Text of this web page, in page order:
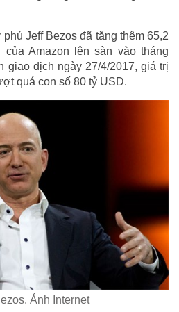
Jeff Bezos đã tăng thêm 65,2
Amazon lên sàn vào tháng
giao dịch ngày 27/4/2017, giá trị
quá con số 80 tỷ USD.
Ảnh Internet